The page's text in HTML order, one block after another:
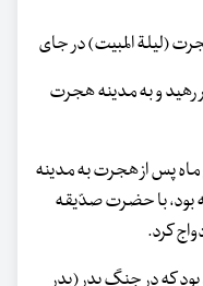
رهید و به مدینه هجرت
ماه پس از هجرت به مدینه
بود، با حضرت صدّیقه
کرد.
که در جنگ بدر (بدر